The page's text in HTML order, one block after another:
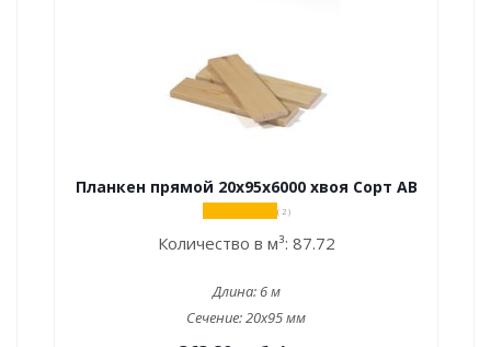
Планкен прямой 20х95х6000 хвоя Сорт АВ
( 2 )
Количество в м³: 87.72
Длина:6 м
Сечение:20x95 мм